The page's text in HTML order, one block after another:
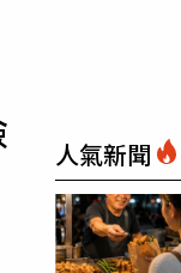
人氣新聞